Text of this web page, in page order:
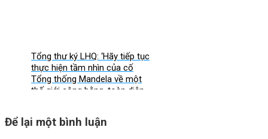
Tổng thư ký LHQ: ‘Hãy tiếp tục
thực hiện tầm nhìn của cố
Tổng thống Mandela về một
thế giới công bằng, toàn diện,
Để lại một bình luận